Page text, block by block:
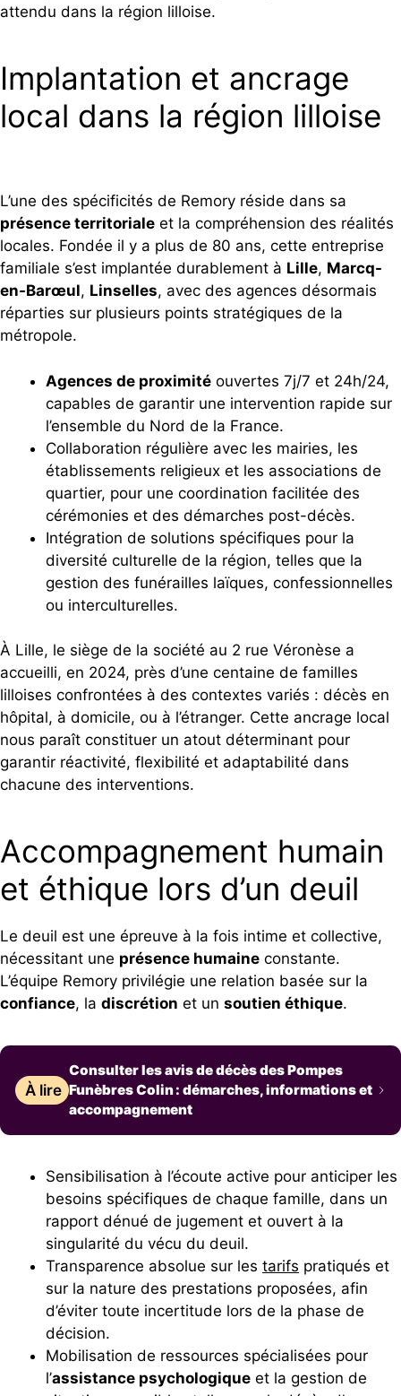
attendu dans la région lilloise.
Implantation et ancrage
local dans la région lilloise
L’une des spécificités de Remory réside dans sa
présence territoriale et la compréhension des réalités
locales. Fondée il y a plus de 80 ans, cette entreprise
familiale s’est implantée durablement à Lille, Marcq-
en-Barœul, Linselles, avec des agences désormais
réparties sur plusieurs points stratégiques de la
métropole.
Agences de proximité ouvertes 7j/7 et 24h/24,
capables de garantir une intervention rapide sur
l’ensemble du Nord de la France.
Collaboration régulière avec les mairies, les
établissements religieux et les associations de
quartier, pour une coordination facilitée des
cérémonies et des démarches post-décès.
Intégration de solutions spécifiques pour la
diversité culturelle de la région, telles que la
gestion des funérailles laïques, confessionnelles
ou interculturelles.
À Lille, le siège de la société au 2 rue Véronèse a
accueilli, en 2024, près d’une centaine de familles
lilloises confrontées à des contextes variés : décès en
hôpital, à domicile, ou à l’étranger. Cette ancrage local
nous paraît constituer un atout déterminant pour
garantir réactivité, flexibilité et adaptabilité dans
chacune des interventions.
Accompagnement humain
et éthique lors d’un deuil
Le deuil est une épreuve à la fois intime et collective,
nécessitant une présence humaine constante.
L’équipe Remory privilégie une relation basée sur la
confiance, la discrétion et un soutien éthique.
À lire
Consulter les avis de décès des Pompes
Funèbres Colin : démarches, informations et
accompagnement
Sensibilisation à l’écoute active pour anticiper les
besoins spécifiques de chaque famille, dans un
rapport dénué de jugement et ouvert à la
singularité du vécu du deuil.
Transparence absolue sur les tarifs pratiqués et
sur la nature des prestations proposées, afin
d’éviter toute incertitude lors de la phase de
décision.
Mobilisation de ressources spécialisées pour
l’assistance psychologique et la gestion de